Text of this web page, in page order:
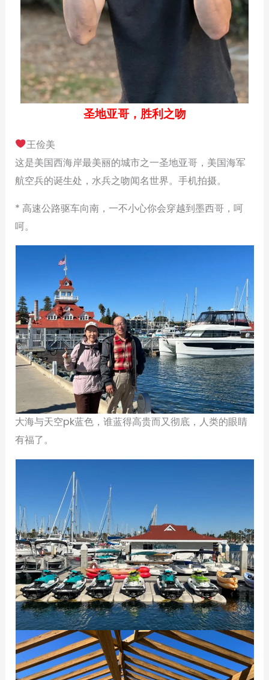
圣地亚哥，胜利之吻
王俭美
这是美国西海岸最美丽的城市之一圣地亚哥，美国海军
航空兵的诞生处，水兵之吻闻名世界。手机拍摄。
* 高速公路驱车向南，一不小心你会穿越到墨西哥，呵
呵。
大海与天空pk蓝色，谁蓝得高贵而又彻底，人类的眼睛
有福了。